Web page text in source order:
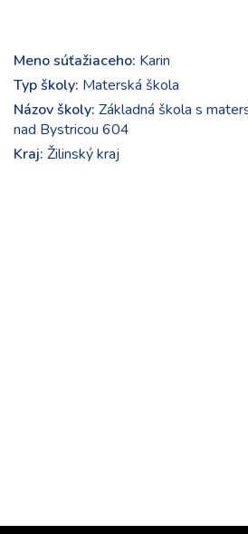
Meno súťažiaceho: Karin
Typ školy: Materská škola
Názov školy: Základná škola s
nad Bystricou 604
Kraj: Žilinský kraj